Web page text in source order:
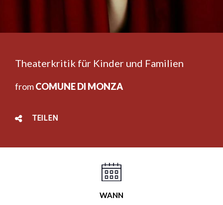
Theaterkritik für Kinder und Familien
fromCOMUNE DI MONZA
TEILEN
WANN